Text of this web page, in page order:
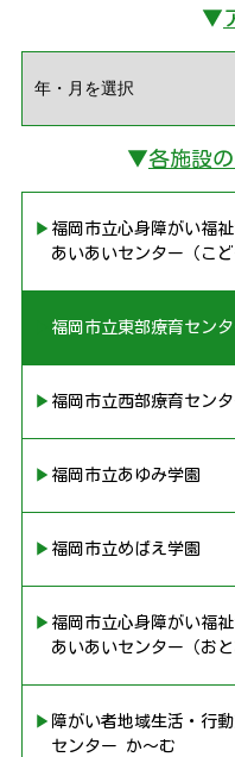
▼
▼各施設
▶︎福岡市立心身障がい福
あいあいセンター（こど
▶︎福岡市立東部療育セン
▶︎福岡市立西部療育セン
▶︎福岡市立あゆみ学園
▶︎福岡市立めばえ学園
▶︎福岡市立心身障がい福
あいあいセンター（おと
▶︎障がい者地域生活・行
センター か〜む